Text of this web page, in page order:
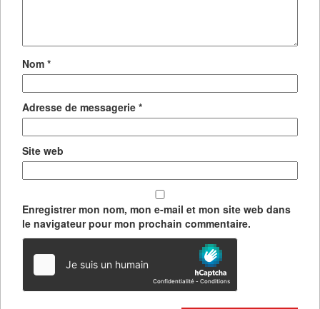
Nom *
Adresse de messagerie *
Site web
Enregistrer mon nom, mon e-mail et mon site web dans
le navigateur pour mon prochain commentaire.